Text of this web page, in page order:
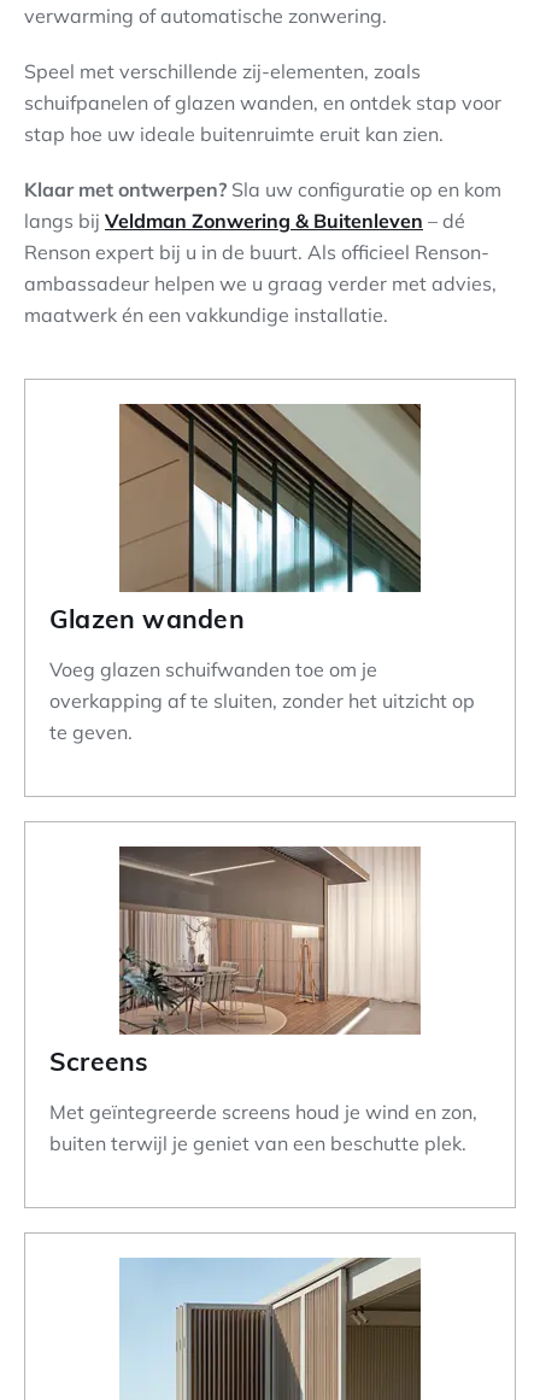
verwarming of automatische zonwering.
Speel met verschillende zij-elementen, zoals
schuifpanelen of glazen wanden, en ontdek stap voor
stap hoe uw ideale buitenruimte eruit kan zien.
Klaar met ontwerpen? Sla uw configuratie op en kom
langs bij Veldman Zonwering & Buitenleven – dé
Renson expert bij u in de buurt. Als officieel Renson-
ambassadeur helpen we u graag verder met advies,
maatwerk én een vakkundige installatie.
Glazen wanden
Voeg glazen schuifwanden toe om je
overkapping af te sluiten, zonder het uitzicht op
te geven.
Screens
Met geïntegreerde screens houd je wind en zon,
buiten terwijl je geniet van een beschutte plek.